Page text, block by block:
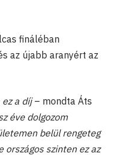
fináléban
az újabb aranyért az
a díj– mondta Áts
éve dolgozom
belül rengeteg
szinten ez az